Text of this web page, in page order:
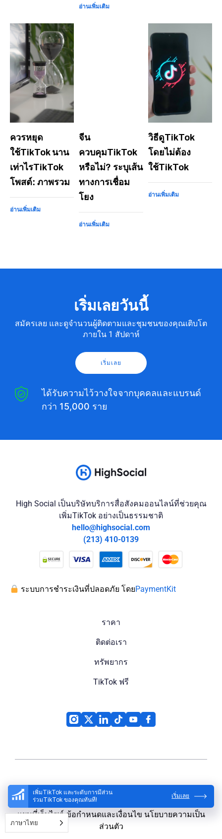
เพิ่มTikTok และระดับการมีส่วน
ร่วมTikTok ของคุณทันที!
เริ่มเลย
อ่านเพิ่มเติม
ควรหยุด
ใช้TikTok นาน
เท่าไรTikTok
โพสต์: ภาพรวม
อ่านเพิ่มเติม
จีน
ควบคุมTikTok
หรือไม่? ระบุเส้น
ทางการเชื่อม
โยง
อ่านเพิ่มเติม
วิธีดูTikTok
โดยไม่ต้อง
ใช้TikTok
อ่านเพิ่มเติม
เริ่มเลยวันนี้
สมัครเลย และดูจำนวนผู้ติดตามและชุมชนของคุณเติบโต
ภายใน 1 สัปดาห์
เริ่มเลย
ได้รับความไว้วางใจจากบุคคลและแบรนด์
กว่า 15,000 ราย
High Social เป็นบริษัทบริการสื่อสังคมออนไลน์ที่ช่วยคุณ
เพิ่มTikTok อย่างเป็นธรรมชาติ
hello@highsocial.com
(213) 410-0139
ระบบการชำระเงินที่ปลอดภัย โดยPaymentKit
ราคา
ติดต่อเรา
ทรัพยากร
TikTok ฟรี
High Social
แผนที่เว็บไซต์ ข้อกำหนดและเงื่อนไข นโยบายความเป็น
ส่วนตัว
ภาษาไทย